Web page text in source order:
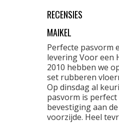
RECENSIES
MAIKEL
Perfecte pasvorm
levering Voor een
2010 hebben we
set rubberen
Op dinsdag al
pasvorm is
bevestiging aan
voorzijde. Heel